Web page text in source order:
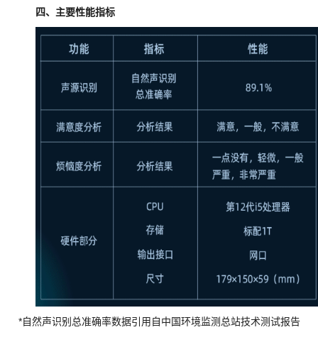
四、主要性能指标
*自然声识别总准确率数据引用自中国环境监测总站技术测试报告